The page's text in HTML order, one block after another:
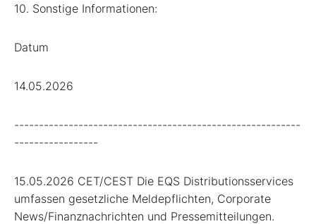
10. Sonstige Informationen:
Datum
14.05.2026
----------------------------------------------------------
-----------------
15.05.2026 CET/CEST Die EQS Distributionsservices
umfassen gesetzliche Meldepflichten, Corporate
News/Finanznachrichten und Pressemitteilungen.